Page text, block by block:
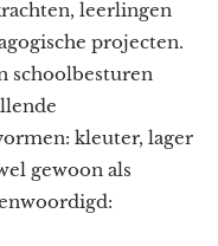
leerlingen
projecten.
schoolbesturen
kleuter, lager
gewoon als